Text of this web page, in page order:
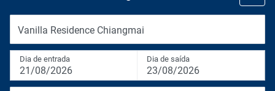
Vanilla Residence Chiangmai
Dia de entrada
21/08/2026
Dia de saída
23/08/2026